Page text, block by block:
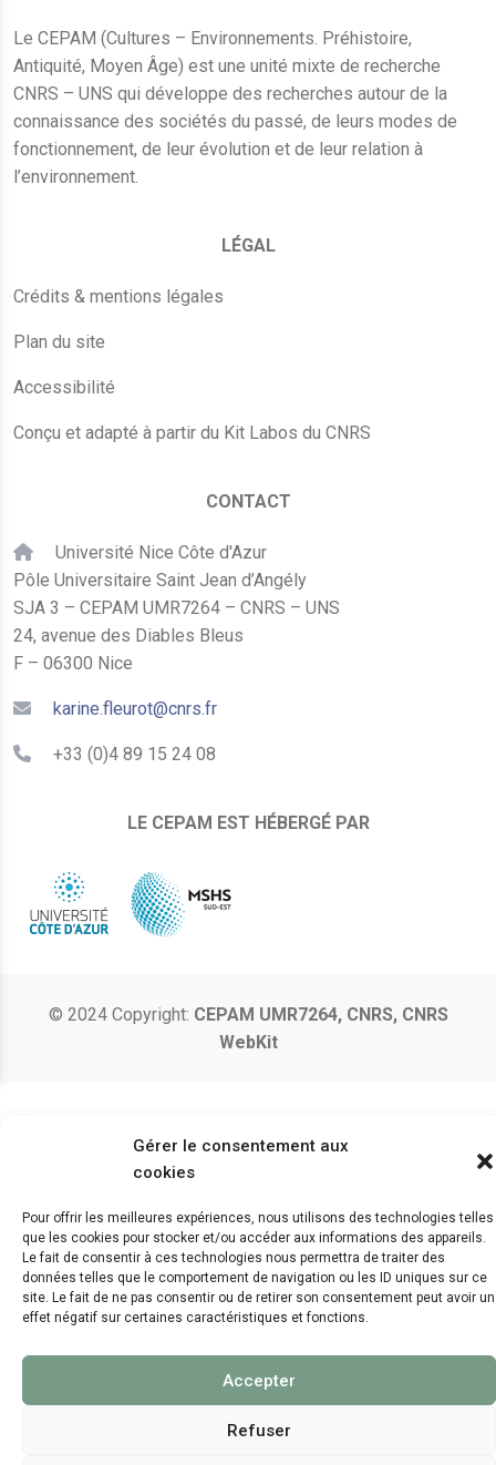
Gérer le consentement aux
cookies
Pour offrir les meilleures expériences, nous utilisons des technologies telles
que les cookies pour stocker et/ou accéder aux informations des appareils.
Le fait de consentir à ces technologies nous permettra de traiter des
données telles que le comportement de navigation ou les ID uniques sur ce
site. Le fait de ne pas consentir ou de retirer son consentement peut avoir un
effet négatif sur certaines caractéristiques et fonctions.
Accepter
Refuser
Le CEPAM (Cultures – Environnements. Préhistoire,
Antiquité, Moyen Âge) est une unité mixte de recherche
CNRS – UNS qui développe des recherches autour de la
connaissance des sociétés du passé, de leurs modes de
fonctionnement, de leur évolution et de leur relation à
l’environnement.
LÉGAL
Crédits & mentions légales
Plan du site
Accessibilité
Conçu et adapté à partir du Kit Labos du CNRS
CONTACT
Université Nice Côte d'Azur
Pôle Universitaire Saint Jean d’Angély
SJA 3 – CEPAM UMR7264 – CNRS – UNS
24, avenue des Diables Bleus
F – 06300 Nice
karine.fleurot@cnrs.fr
+33 (0)4 89 15 24 08
LE CEPAM EST HÉBERGÉ PAR
© 2024 Copyright: CEPAM UMR7264, CNRS, CNRS
WebKit